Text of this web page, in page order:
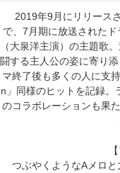
2019年9月にリリース
で、7月期に放送されたド
（大泉洋主演）の主題歌
闘する主人公の姿に寄り
マ終了後も多くの人に支
n」同様のヒットを記録。
のコラボレーションも果
つぶやくようなAメロと